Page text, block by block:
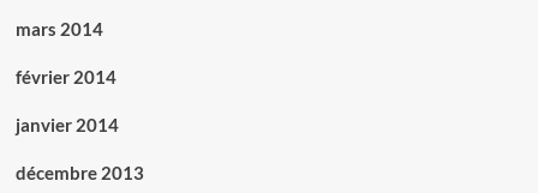
mars 2014
février 2014
janvier 2014
décembre 2013